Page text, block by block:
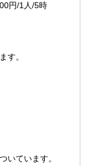
円/1人/5時
す。
いています。